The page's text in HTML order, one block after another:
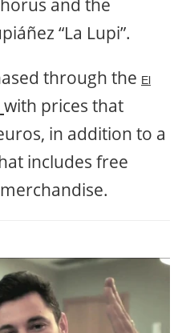
and the
“La Lupi”.
through the El
with prices that
in addition to a
includes free